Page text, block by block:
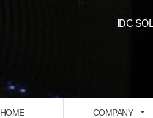
IDC
HOME COMPANY